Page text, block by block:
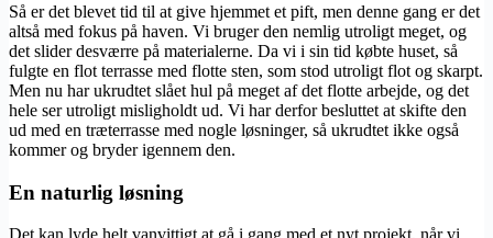
Så er det blevet tid til at give hjemmet et pift, men denne gang er det
altså med fokus på haven. Vi bruger den nemlig utroligt meget, og
det slider desværre på materialerne. Da vi i sin tid købte huset, så
fulgte en flot terrasse med flotte sten, som stod utroligt flot og skarpt.
Men nu har ukrudtet slået hul på meget af det flotte arbejde, og det
hele ser utroligt misligholdt ud. Vi har derfor besluttet at skifte den
ud med en træterrasse med nogle løsninger, så ukrudtet ikke også
kommer og bryder igennem den.
En naturlig løsning